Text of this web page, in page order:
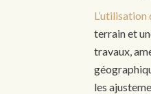
terrain et
travaux,
les